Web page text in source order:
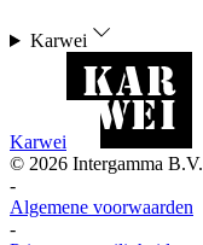
Karwei
Karwei
© 2026 Intergamma B.V.
-
Algemene voorwaarden
-